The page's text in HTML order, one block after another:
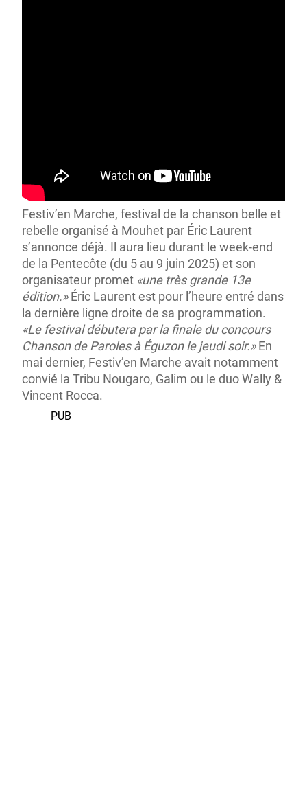
Festiv’en Marche, festival de la chanson belle et
rebelle organisé à Mouhet par Éric Laurent
s’annonce déjà. Il aura lieu durant le week-end
de la Pentecôte (du 5 au 9 juin 2025) et son
organisateur promet «une très grande 13e
édition.»Éric Laurent est pour l’heure entré dans
la dernière ligne droite de sa programmation.
«Le festival débutera par la finale du concours
Chanson de Paroles à Éguzon le jeudi soir.»En
mai dernier, Festiv’en Marche avait notamment
convié la Tribu Nougaro, Galim ou le duo Wally &
Vincent Rocca.
PUB